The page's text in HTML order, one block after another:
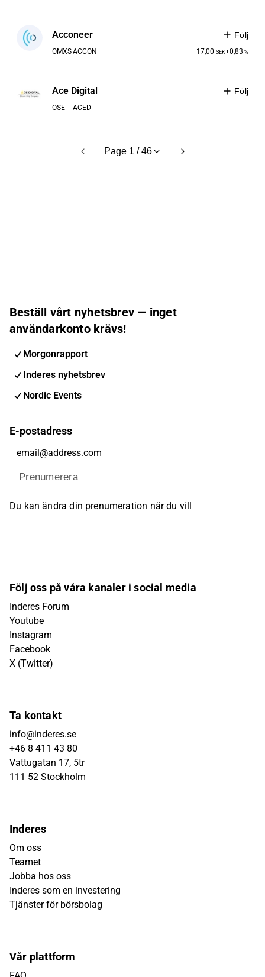
Acconeer Följ
OMXSACCON 17,00 SEK+0,83 %
Ace Digital Följ
OSE ACED
Page 1 / 46
Beställ vårt nyhetsbrev — inget
användarkonto krävs!
Morgonrapport
Inderes nyhetsbrev
Nordic Events
E-postadress
Prenumerera
Du kan ändra din prenumeration när du vill
Följ oss på våra kanaler i social media
Inderes Forum
Youtube
Instagram
Facebook
X (Twitter)
Ta kontakt
info@inderes.se
+46 8 411 43 80
Vattugatan 17, 5tr
111 52 Stockholm
Inderes
Om oss
Teamet
Jobba hos oss
Inderes som en investering
Tjänster för börsbolag
Vår plattform